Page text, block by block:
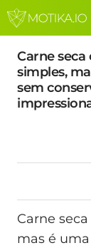
Carne seca
simples,
sem
Carne
mas é